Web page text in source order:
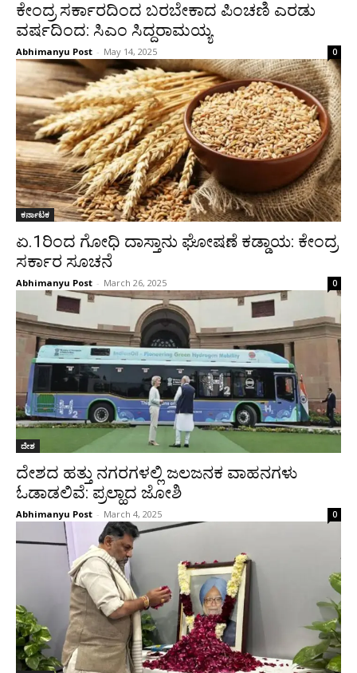
ಕೇಂದ್ರ ಸರ್ಕಾರದಿಂದ ಬರಬೇಕಾದ ಪಿಂಚಣಿ ಎರಡು
ವರ್ಷದಿಂದ: ಸಿಎಂ ಸಿದ್ದರಾಮಯ್ಯ
Abhimanyu Post - May 14, 2025 0
ಕರ್ನಾಟಕ
ಏ.1ರಿಂದ ಗೋಧಿ ದಾಸ್ತಾನು ಘೋಷಣೆ ಕಡ್ಡಾಯ: ಕೇಂದ್ರ
ಸರ್ಕಾರ ಸೂಚನೆ
Abhimanyu Post - March 26, 2025 0
ದೇಶ
ದೇಶದ ಹತ್ತು ನಗರಗಳಲ್ಲಿ ಜಲಜನಕ ವಾಹನಗಳು
ಓಡಾಡಲಿವೆ: ಪ್ರಲ್ಹಾದ ಜೋಶಿ
Abhimanyu Post - March 4, 2025 0